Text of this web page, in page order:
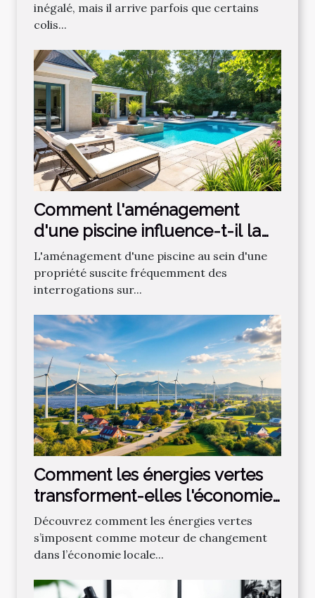
inégalé, mais il arrive parfois que certains
colis...
Comment l'aménagement
d'une piscine influence-t-il la
valeur immobilière ?
L'aménagement d'une piscine au sein d'une
propriété suscite fréquemment des
interrogations sur...
Comment les énergies vertes
transforment-elles l'économie
locale ?
Découvrez comment les énergies vertes
s’imposent comme moteur de changement
dans l’économie locale...